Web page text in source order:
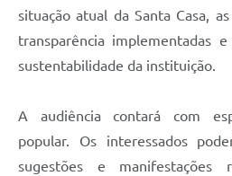
situação atual da Santa Casa,
transparência implementadas
sustentabilidade da instituição.
A audiência contará com
popular. Os interessados
sugestões e manifestações